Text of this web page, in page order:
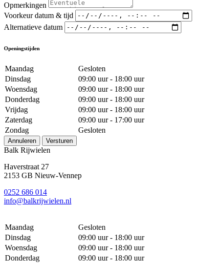
Opmerkingen
Voorkeur datum & tijd
Alternatieve datum
Openingstijden
Maandag
Gesloten
Dinsdag
09:00 uur - 18:00 uur
Woensdag
09:00 uur - 18:00 uur
Donderdag
09:00 uur - 18:00 uur
Vrijdag
09:00 uur - 18:00 uur
Zaterdag
09:00 uur - 17:00 uur
Zondag
Gesloten
Annuleren Versturen
Balk Rijwielen
Haverstraat 27
2153 GB Nieuw-Vennep
0252 686 014
info@balkrijwielen.nl
Maandag
Gesloten
Dinsdag
09:00 uur - 18:00 uur
Woensdag
09:00 uur - 18:00 uur
Donderdag
09:00 uur - 18:00 uur